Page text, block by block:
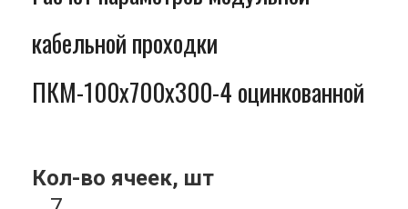
кабельной проходки
ПКМ-100x700x300-4 оцинкованной
Кол-во ячеек, шт